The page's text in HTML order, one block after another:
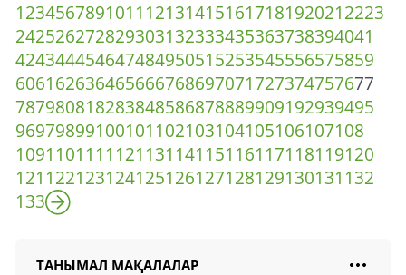
1234567891011 121314151617181920212223
242526272829303132333435363738394041
424344454647484950515253545556575859
606162636465666768697071727374757677
787980818283848586878889909192939495
96979899100101 102103104105106107108
109110111 112113114115116117118119120
121 122123124125126127128129130131 132
133
ТАНЫМАЛ МАҚАЛАЛАР